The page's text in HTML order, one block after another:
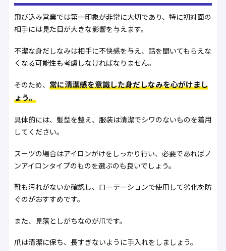
飛び込み営業では第一印象が非常に大切であり、特に初対面の
相手には見た目が大きな影響を与えます。
不潔な身だしなみは相手に不快感を与え、話を聞いてもらえな
くなる可能性も考慮しなければなりません。
そのため、 常に清潔感を意識した身だしなみを心がけまし
ょう。
具体的には、髪型を整え、服装は清潔でシワのないものを着用
してください。
スーツの場合はアイロンがけをしっかり行い、必要であればノ
ンアイロンタイプのものを選ぶのも良いでしょう。
靴も汚れがないか確認し、ローテーションで使用して劣化を防
ぐのがおすすめです。
また、見落としがちなのが爪です。
爪は清潔に保ち、長すぎないように手入れをしましょう。